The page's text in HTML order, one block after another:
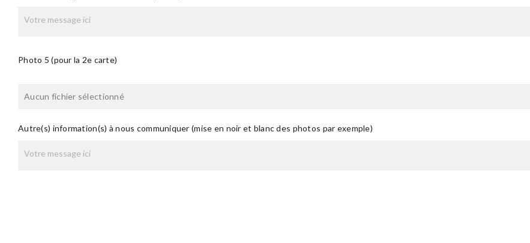
Photo 5 (pour la 2e carte)
Aucun fichier sélectionné
Autre(s) information(s) à nous communiquer (mise en noir et blanc des photos par exemple)